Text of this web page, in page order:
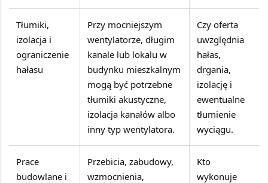
Tłumiki,
izolacja i
ograniczenie
hałasu
Przy mocniejszym
wentylatorze, długim
kanale lub lokalu w
budynku mieszkalnym
mogą być potrzebne
tłumiki akustyczne,
izolacja kanałów albo
inny typ wentylatora.
Czy oferta
uwzględnia
hałas,
drgania,
izolację i
ewentualne
tłumienie
wyciągu.
Prace
budowlane i
Przebicia, zabudowy,
wzmocnienia,
Kto
wykonuje